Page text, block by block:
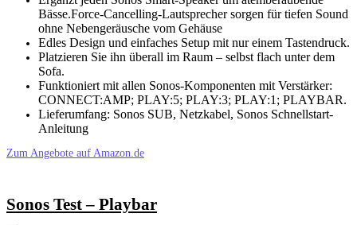
Bässe.Force-Cancelling-Lautsprecher sorgen für tiefen Sound
ohne Nebengeräusche vom Gehäuse
Edles Design und einfaches Setup mit nur einem Tastendruck.
Platzieren Sie ihn überall im Raum – selbst flach unter dem
Sofa.
Funktioniert mit allen Sonos-Komponenten mit Verstärker:
CONNECT:AMP; PLAY:5; PLAY:3; PLAY:1; PLAYBAR.
Lieferumfang: Sonos SUB, Netzkabel, Sonos Schnellstart-
Anleitung
Zum Angebote auf Amazon.de
Sonos Test – Playbar